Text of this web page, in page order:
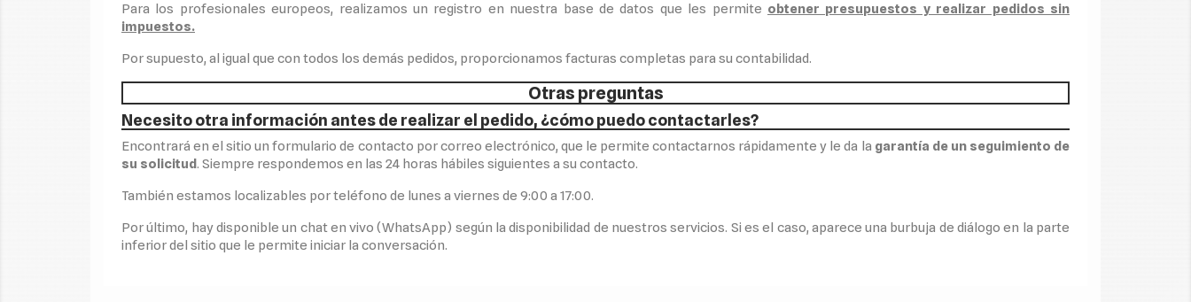
Para los profesionales europeos, realizamos un registro en nuestra base de datos que les permite obtener presupuestos y realizar pedidos sin
impuestos.
Por supuesto, al igual que con todos los demás pedidos, proporcionamos facturas completas para su contabilidad.
Otras preguntas
Necesito otra información antes de realizar el pedido, ¿cómo puedo contactarles?
Encontrará en el sitio un formulario de contacto por correo electrónico, que le permite contactarnos rápidamente y le da la garantía de un seguimiento de
su solicitud. Siempre respondemos en las 24 horas hábiles siguientes a su contacto.
También estamos localizables por teléfono de lunes a viernes de 9:00 a 17:00.
Por último, hay disponible un chat en vivo (WhatsApp) según la disponibilidad de nuestros servicios. Si es el caso, aparece una burbuja de diálogo en la parte
inferior del sitio que le permite iniciar la conversación.